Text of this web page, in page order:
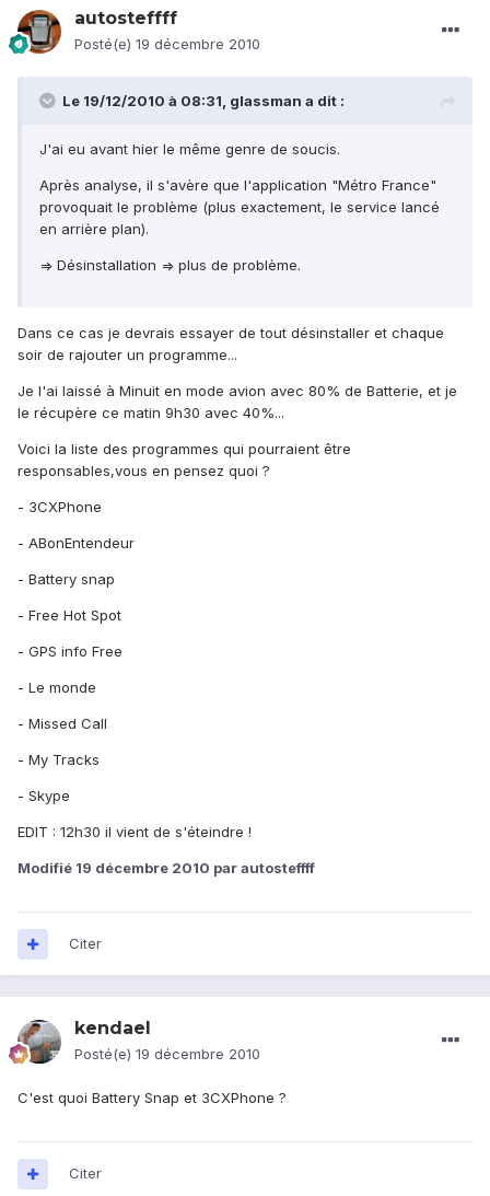
autosteffff
Posté(e) 19 décembre 2010
Le 19/12/2010 à 08:31, glassman a dit :
J'ai eu avant hier le même genre de soucis.
Après analyse, il s'avère que l'application "Métro France"
provoquait le problème (plus exactement, le service lancé
en arrière plan).
=> Désinstallation => plus de problème.
Dans ce cas je devrais essayer de tout désinstaller et chaque
soir de rajouter un programme...
Je l'ai laissé à Minuit en mode avion avec 80% de Batterie, et je
le récupère ce matin 9h30 avec 40%...
Voici la liste des programmes qui pourraient être
responsables,vous en pensez quoi ?
- 3CXPhone
- ABonEntendeur
- Battery snap
- Free Hot Spot
- GPS info Free
- Le monde
- Missed Call
- My Tracks
- Skype
EDIT : 12h30 il vient de s'éteindre !
Modifié 19 décembre 2010 par autosteffff
Citer
kendael
Posté(e) 19 décembre 2010
C'est quoi Battery Snap et 3CXPhone ?
Citer